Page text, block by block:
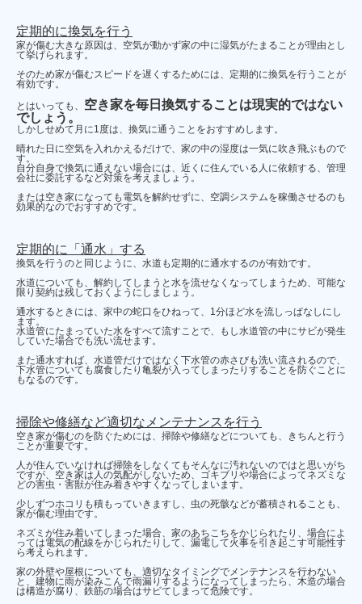
定期的に換気を行う
家が傷む大きな原因は、空気が動かず家の中に湿気がたまることが理由とし
て挙げられます。
そのため家が傷むスピードを遅くするためには、定期的に換気を行うことが
有効です。
とはいっても、 空き家を毎日換気することは現実的ではない
でしょう。
しかしせめて月に1度は、換気に通うことをおすすめします。
晴れた日に空気を入れかえるだけで、家の中の湿度は一気に吹き飛ぶもので
す。
自分自身で換気に通えない場合には、近くに住んでいる人に依頼する、管理
会社に委託するなど対策を考えましょう。
または空き家になっても電気を解約せずに、空調システムを稼働させるのも
効果的なのでおすすめです。
定期的に「通水」する
換気を行うのと同じように、水道も定期的に通水するのが有効です。
水道についても、解約してしまうと水を流せなくなってしまうため、可能な
限り契約は残しておくようにしましょう。
通水するときには、家中の蛇口をひねって、1分ほど水を流しっぱなしにし
ます。
水道管にたまっていた水をすべて流すことで、もし水道管の中にサビが発生
していた場合でも洗い流せます。
また通水すれば、水道管だけではなく下水管の赤さびも洗い流されるので、
下水管についても腐食したり亀裂が入ってしまったりすることを防ぐことに
もなるのです。
掃除や修繕など適切なメンテナンスを行う
空き家が傷むのを防ぐためには、掃除や修繕などについても、きちんと行う
ことが重要です。
人が住んでいなければ掃除をしなくてもそんなに汚れないのではと思いがち
ですが、空き家は人の気配がしないため、ゴキブリや場合によってネズミな
どの害虫・害獣が住み着きやすくなってしまいます。
少しずつホコリも積もっていきますし、虫の死骸などが蓄積されることも、
家が傷む理由です。
ネズミが住み着いてしまった場合、家のあちこちをかじられたり、場合によ
っては電気の配線をかじられたりして、漏電して火事を引き起こす可能性す
ら考えられます。
家の外壁や屋根についても、適切なタイミングでメンテナンスを行わない
と、建物に雨が染みこんで雨漏りするようになってしまったら、木造の場合
は構造が腐り、鉄筋の場合はサビてしまって危険です。